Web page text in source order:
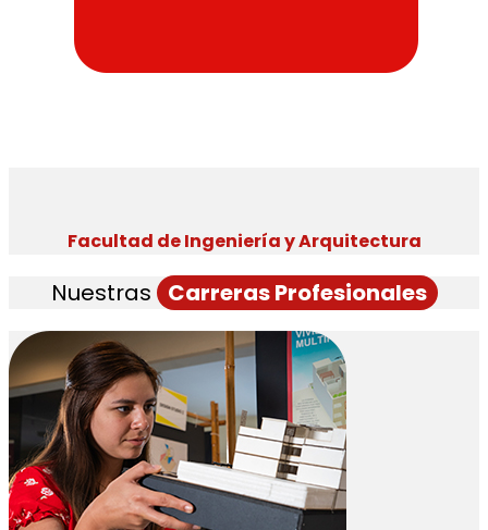
Facultad de Ingeniería y Arquitectura
Nuestras Carreras Profesionales